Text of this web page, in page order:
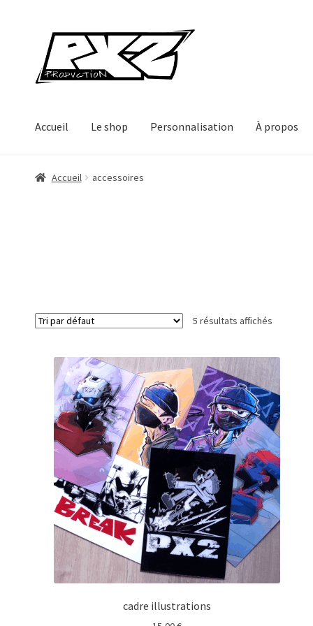
Aller
la
Aller
contenu
Accueil Le shop Personnalisation À propos
Accueil accessoires
5 résultats affichés
cadre illustrations